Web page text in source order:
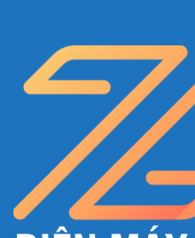
tivi theo cách mình muốn.
– Bên cạnh đó, Google
micro để bạn điều
tác tay theo kiểu truyền
*Hình ảnh chỉ mang